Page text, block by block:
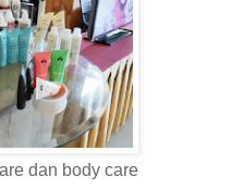
dan body care